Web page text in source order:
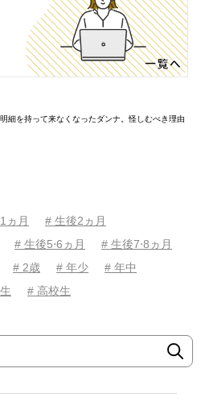
ヵ月
# 生後2ヵ月
# 生後5⋅6ヵ月
# 生後7⋅8ヵ月
# 2歳 # 年少
# 年中
# 高校生